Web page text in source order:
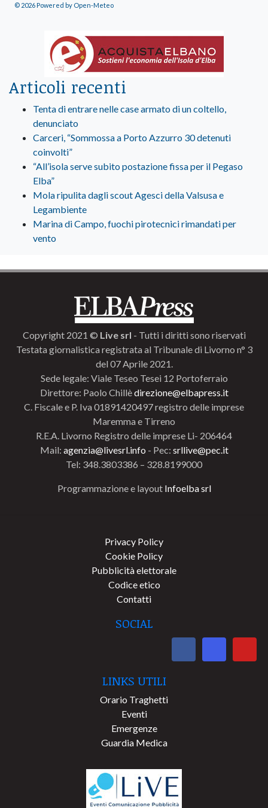
© 2026 Powered by Open-Meteo
Articoli recenti
Tenta di entrare nelle case armato di un coltello,
denunciato
Carceri, “Sommossa a Porto Azzurro 30 detenuti
coinvolti”
“All’isola serve subito postazione fissa per il Pegaso
Elba”
Mola ripulita dagli scout Agesci della Valsusa e
Legambiente
Marina di Campo, fuochi pirotecnici rimandati per
vento
Copyright 2021 © Live srl - Tutti i diritti sono riservati
Testata giornalistica registrata al Tribunale di Livorno n° 3
del 07 Aprile 2021.
Sede legale: Viale Teseo Tesei 12 Portoferraio
Direttore: Paolo Chillèdirezione@elbapress.it
C. Fiscale e P. Iva 01891420497 registro delle imprese
Maremma e Tirreno
R.E.A. Livorno Registro delle imprese Li- 206464
Mail: agenzia@livesrl.info - Pec: srllive@pec.it
Tel: 348.3803386 – 328.8199000
Programmazione e layout Infoelba srl
Privacy Policy
Cookie Policy
Pubblicità elettorale
Codice etico
Contatti
SOCIAL
LINKS UTILI
Orario Traghetti
Eventi
Emergenze
Guardia Medica